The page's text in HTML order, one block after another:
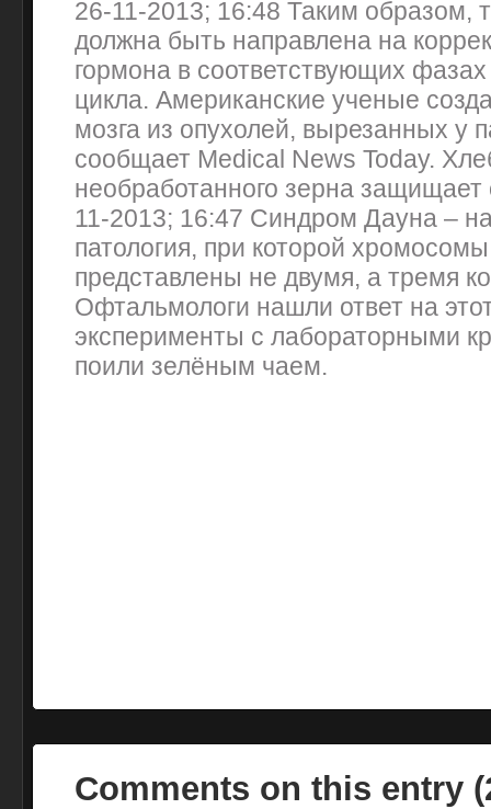
26-11-2013; 16:48 Таким образом,
должна быть направлена на
гормона в соответствующих
цикла. Американские ученые
мозга из опухолей, вырезанных у
сообщает Medical News Today.
необработанного зерна защищает
11-2013; 16:47 Синдром Дауна –
патология, при которой
представлены не двумя, а тремя
Офтальмологи нашли ответ на
эксперименты с лабораторными
поили зелёным чаем.
Comments on this entry